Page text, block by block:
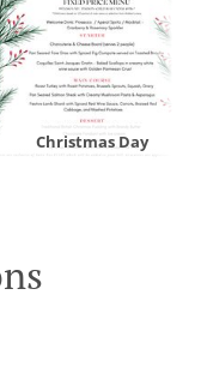
Christmas Day